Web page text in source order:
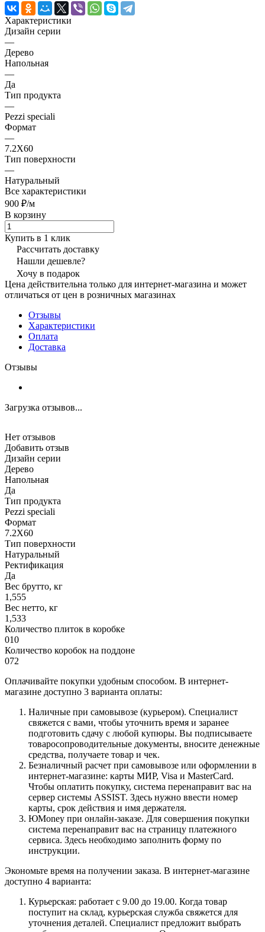
Характеристики
Дизайн серии
—
Дерево
Напольная
—
Да
Тип продукта
—
Pezzi speciali
Формат
—
7.2X60
Тип поверхности
—
Натуральный
Все характеристики
900 ₽/м
В корзину
Купить в 1 клик
Рассчитать доставку
Нашли дешевле?
Хочу в подарок
Цена действительна только для интернет-магазина и может
отличаться от цен в розничных магазинах
Отзывы
Характеристики
Оплата
Доставка
Отзывы
Загрузка отзывов...
Нет отзывов
Добавить отзыв
Дизайн серии
Дерево
Напольная
Да
Тип продукта
Pezzi speciali
Формат
7.2X60
Тип поверхности
Натуральный
Ректификация
Да
Вес брутто, кг
1,555
Вес нетто, кг
1,533
Количество плиток в коробке
010
Количество коробок на поддоне
072
Оплачивайте покупки удобным способом. В интернет-
магазине доступно 3 варианта оплаты:
Наличные при самовывозе (курьером). Специалист
свяжется с вами, чтобы уточнить время и заранее
подготовить сдачу с любой купюры. Вы подписываете
товаросопроводительные документы, вносите денежные
средства, получаете товар и чек.
Безналичный расчет при самовывозе или оформлении в
интернет-магазине: карты МИР, Visa и MasterCard.
Чтобы оплатить покупку, система перенаправит вас на
сервер системы ASSIST. Здесь нужно ввести номер
карты, срок действия и имя держателя.
ЮMoney при онлайн-заказе. Для совершения покупки
система перенаправит вас на страницу платежного
сервиса. Здесь необходимо заполнить форму по
инструкции.
Экономьте время на получении заказа. В интернет-магазине
доступно 4 варианта:
Курьерская: работает с 9.00 до 19.00. Когда товар
поступит на склад, курьерская служба свяжется для
уточнения деталей. Специалист предложит выбрать